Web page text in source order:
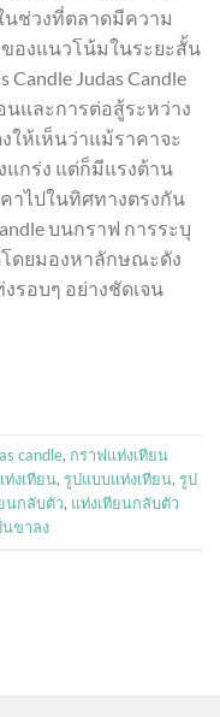
นช่วงที่ตลาดมีความ
องแนวโน้มในระยะสั้น
Judas Candle
และการต่อสู้ระหว่าง
ให้เห็นว่าแม้ราคาจะ
แกร่ง แต่ก็มีแรงต้าน
าไปในทิศทางตรงกัน
บนกราฟ การระบุ
โดยมองหาลักษณะดัง
รอบๆ อย่างชัดเจน
candle, กราฟแท่งเทียน
งเทียน, รูปแบบแท่งเทียน, รูป
นกลับตัว, แท่งเทียนกลับตัว
นขาลง